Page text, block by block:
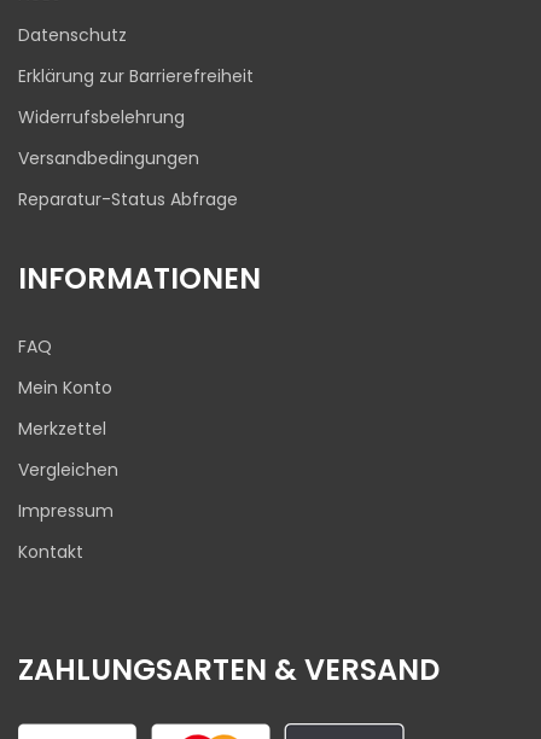
Datenschutz
Erklärung zur Barrierefreiheit
Widerrufsbelehrung
Versandbedingungen
Reparatur-Status Abfrage
INFORMATIONEN
FAQ
Mein Konto
Merkzettel
Vergleichen
Impressum
Kontakt
ZAHLUNGSARTEN & VERSAND